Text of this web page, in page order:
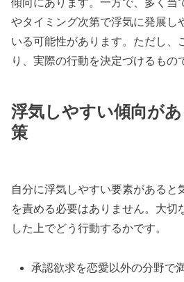
傾向にあります。一方で、多く当
やタイミング次第で浮気に発展し
いる可能性があります。ただし、
り、実際の行動を決定づけるもの
浮気しやすい傾向が
策
自分に浮気しやすい要素があると
を責める必要はありません。大切
した上でどう行動するかです。
承認欲求を恋愛以外の分野で